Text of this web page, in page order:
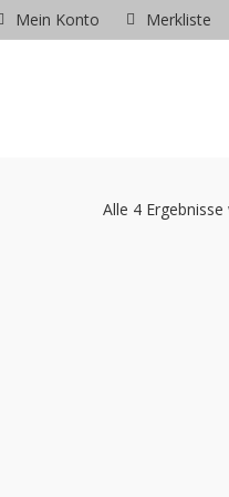
Mein Konto Merkliste
Alle 4